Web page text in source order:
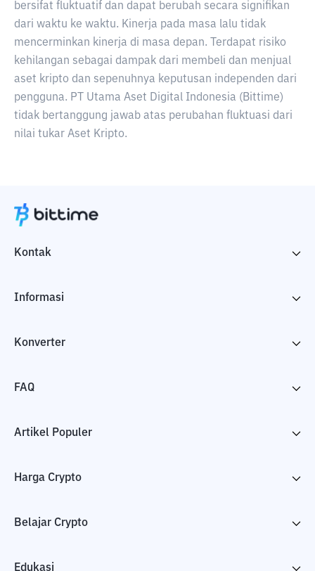
bersifat fluktuatif dan dapat berubah secara signifikan
dari waktu ke waktu. Kinerja pada masa lalu tidak
mencerminkan kinerja di masa depan. Terdapat risiko
kehilangan sebagai dampak dari membeli dan menjual
aset kripto dan sepenuhnya keputusan independen dari
pengguna. PT Utama Aset Digital Indonesia (Bittime)
tidak bertanggung jawab atas perubahan fluktuasi dari
nilai tukar Aset Kripto.
Kontak
Informasi
Konverter
FAQ
Artikel Populer
Harga Crypto
Belajar Crypto
Edukasi